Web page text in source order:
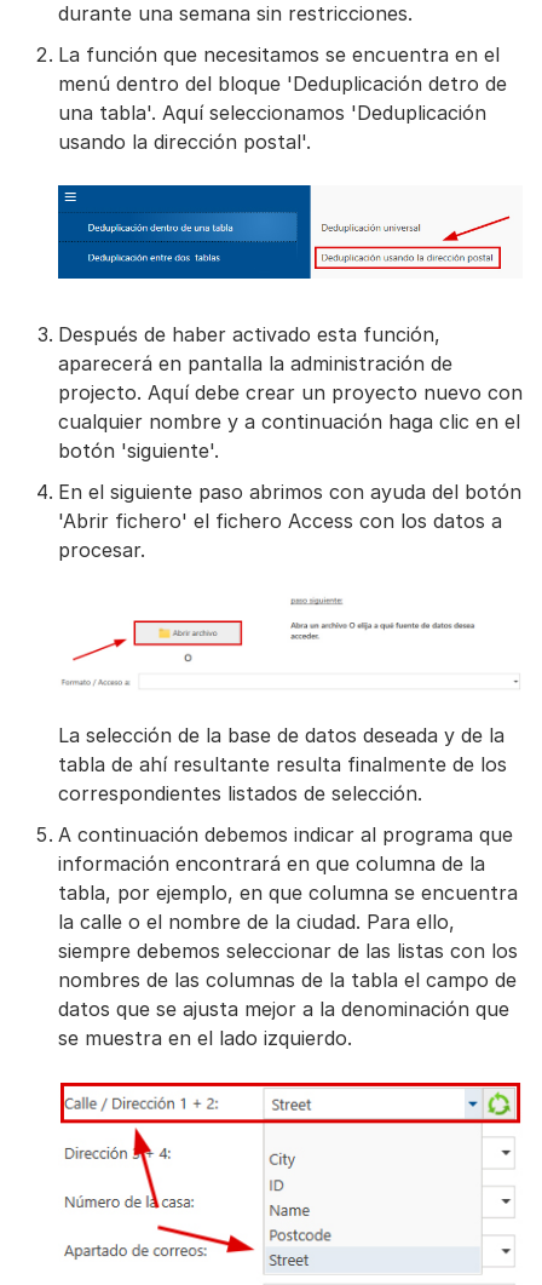
durante una semana sin restricciones.
La función que necesitamos se encuentra en el
menú dentro del bloque 'Deduplicación detro de
una tabla'. Aquí seleccionamos 'Deduplicación
usando la dirección postal'.
Después de haber activado esta función,
aparecerá en pantalla la administración de
projecto. Aquí debe crear un proyecto nuevo con
cualquier nombre y a continuación haga clic en el
botón 'siguiente'.
En el siguiente paso abrimos con ayuda del botón
'Abrir fichero' el fichero Access con los datos a
procesar.
La selección de la base de datos deseada y de la
tabla de ahí resultante resulta finalmente de los
correspondientes listados de selección.
A continuación debemos indicar al programa que
información encontrará en que columna de la
tabla, por ejemplo, en que columna se encuentra
la calle o el nombre de la ciudad. Para ello,
siempre debemos seleccionar de las listas con los
nombres de las columnas de la tabla el campo de
datos que se ajusta mejor a la denominación que
se muestra en el lado izquierdo.